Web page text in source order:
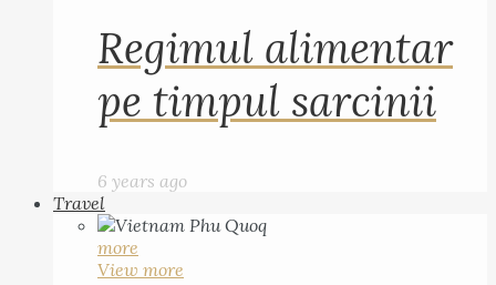
Regimul alimentar
pe timpul sarcinii
6 years ago
Travel
more
View more